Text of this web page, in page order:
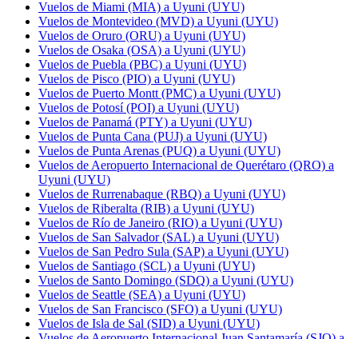
Vuelos de Miami (MIA) a Uyuni (UYU)
Vuelos de Montevideo (MVD) a Uyuni (UYU)
Vuelos de Oruro (ORU) a Uyuni (UYU)
Vuelos de Osaka (OSA) a Uyuni (UYU)
Vuelos de Puebla (PBC) a Uyuni (UYU)
Vuelos de Pisco (PIO) a Uyuni (UYU)
Vuelos de Puerto Montt (PMC) a Uyuni (UYU)
Vuelos de Potosí (POI) a Uyuni (UYU)
Vuelos de Panamá (PTY) a Uyuni (UYU)
Vuelos de Punta Cana (PUJ) a Uyuni (UYU)
Vuelos de Punta Arenas (PUQ) a Uyuni (UYU)
Vuelos de Aeropuerto Internacional de Querétaro (QRO) a
Uyuni (UYU)
Vuelos de Rurrenabaque (RBQ) a Uyuni (UYU)
Vuelos de Riberalta (RIB) a Uyuni (UYU)
Vuelos de Río de Janeiro (RIO) a Uyuni (UYU)
Vuelos de San Salvador (SAL) a Uyuni (UYU)
Vuelos de San Pedro Sula (SAP) a Uyuni (UYU)
Vuelos de Santiago (SCL) a Uyuni (UYU)
Vuelos de Santo Domingo (SDQ) a Uyuni (UYU)
Vuelos de Seattle (SEA) a Uyuni (UYU)
Vuelos de San Francisco (SFO) a Uyuni (UYU)
Vuelos de Isla de Sal (SID) a Uyuni (UYU)